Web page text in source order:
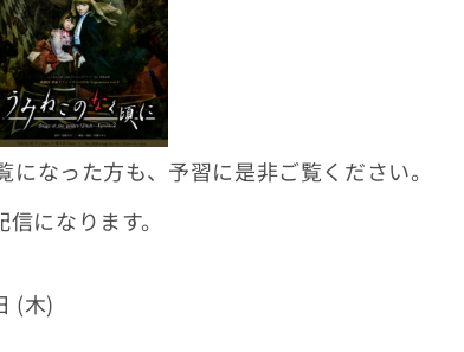
なった方も、予習に是非ご覧ください。
になります。
(木)